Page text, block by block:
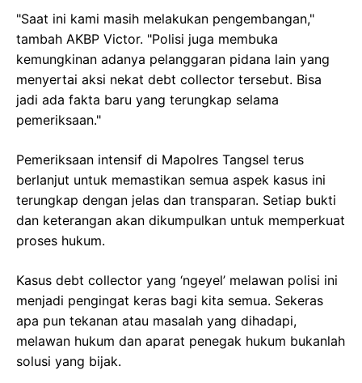
"Saat ini kami masih melakukan pengembangan,"
tambah AKBP Victor. "Polisi juga membuka
kemungkinan adanya pelanggaran pidana lain yang
menyertai aksi nekat debt collector tersebut. Bisa
jadi ada fakta baru yang terungkap selama
pemeriksaan."
Pemeriksaan intensif di Mapolres Tangsel terus
berlanjut untuk memastikan semua aspek kasus ini
terungkap dengan jelas dan transparan. Setiap bukti
dan keterangan akan dikumpulkan untuk memperkuat
proses hukum.
Kasus debt collector yang ‘ngeyel’ melawan polisi ini
menjadi pengingat keras bagi kita semua. Sekeras
apa pun tekanan atau masalah yang dihadapi,
melawan hukum dan aparat penegak hukum bukanlah
solusi yang bijak.